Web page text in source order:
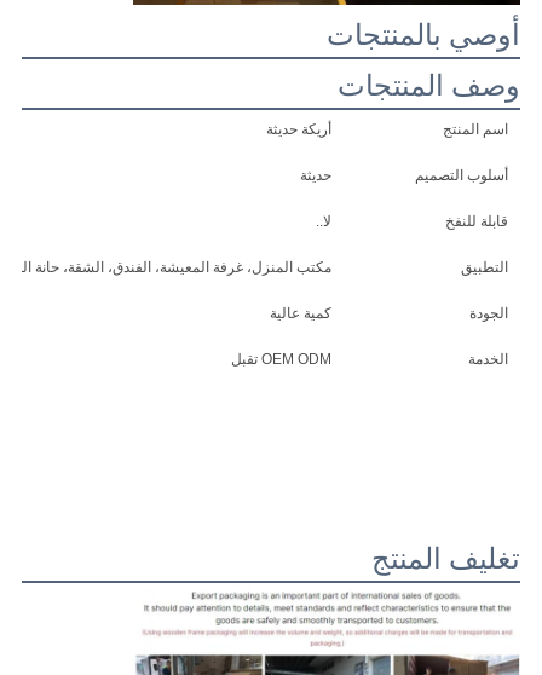
خريطة
الموقع
سياسة
الخصوصية
أوصي بالمنتجات
وصف المنتجات
اسم المنتج أريكة حديثة
أسلوب التصميم حديثة
قابلة للنفخ لا..
التطبيق مكتب المنزل، غرفة المعيشة، الفندق، الشقة، حانة
الجودة كمية عالية
الخدمة OEM ODM تقبل
تغليف المنتج